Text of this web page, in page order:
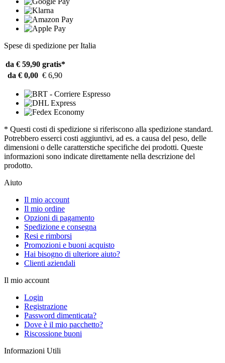
Spese di spedizione per Italia
da € 59,90 gratis*
da € 0,00 € 6,90
* Questi costi di spedizione si riferiscono alla spedizione standard.
Potrebbero esserci costi aggiuntivi, ad es. a causa del peso, delle
dimensioni o delle caratterstiche specifiche dei prodotti. Queste
informazioni sono indicate direttamente nella descrizione del
prodotto.
Aiuto
Il mio account
Il mio ordine
Opzioni di pagamento
Spedizione e consegna
Resi e rimborsi
Promozioni e buoni acquisto
Hai bisogno di ulteriore aiuto?
Clienti aziendali
Il mio account
Login
Registrazione
Password dimenticata?
Dove è il mio pacchetto?
Riscossione buoni
Informazioni Utili